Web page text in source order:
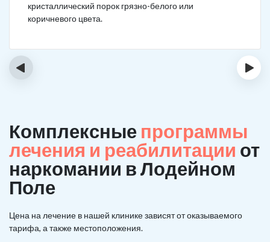
кристаллический порок грязно-белого или
коричневого цвета.
‹ ›
Комплексные программы
лечения и реабилитации от
наркомании в Лодейном
Поле
Цена на лечение в нашей клинике зависят от оказываемого
тарифа, а также местоположения.